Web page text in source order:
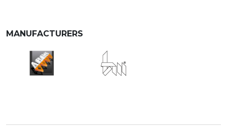
MANUFACTURERS